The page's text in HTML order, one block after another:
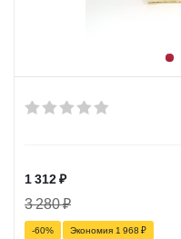
1 312₽
3 280₽
-60% Экономия 1 968 ₽